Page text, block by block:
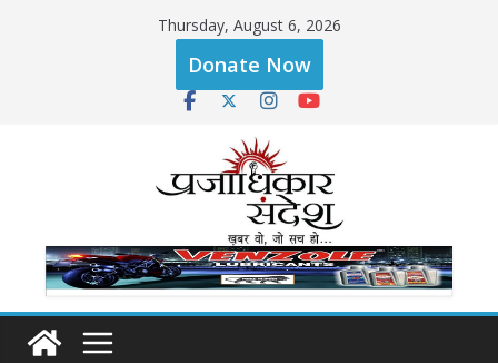
Thursday, August 6, 2026
Donate Now